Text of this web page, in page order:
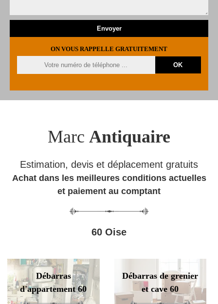
ON VOUS RAPPELLE GRATUITEMENT
Marc Antiquaire
Estimation, devis et déplacement gratuits
Achat dans les meilleures conditions actuelles
et paiement au comptant
60 Oise
Débarras
d'appartement 60
Débarras de grenier
et cave 60